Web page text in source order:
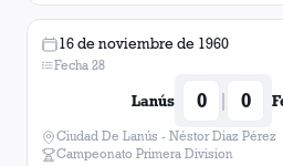
16 de noviembre de 1960
Fecha 28
Lanús 0 | 0
Ciudad De Lanús - Néstor Diaz Pérez
Campeonato Primera Division